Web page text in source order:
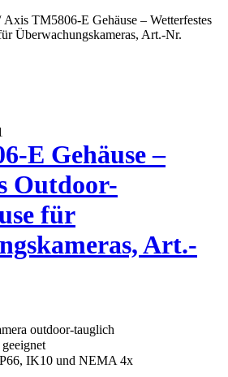
Axis TM5806-E Gehäuse – Wetterfestes
Überwachungskameras, Art.-Nr.
E Gehäuse –
Outdoor-
für
Art.-
outdoor-tauglich
IK10 und NEMA 4x